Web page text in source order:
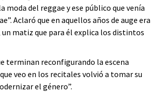
moda del reggae y ese público que venía
Aclaró que en aquellos años de auge era
matiz que para él explica los distintos
terminan reconfigurando la escena
veo en los recitales volvió a tomar su
el género”.